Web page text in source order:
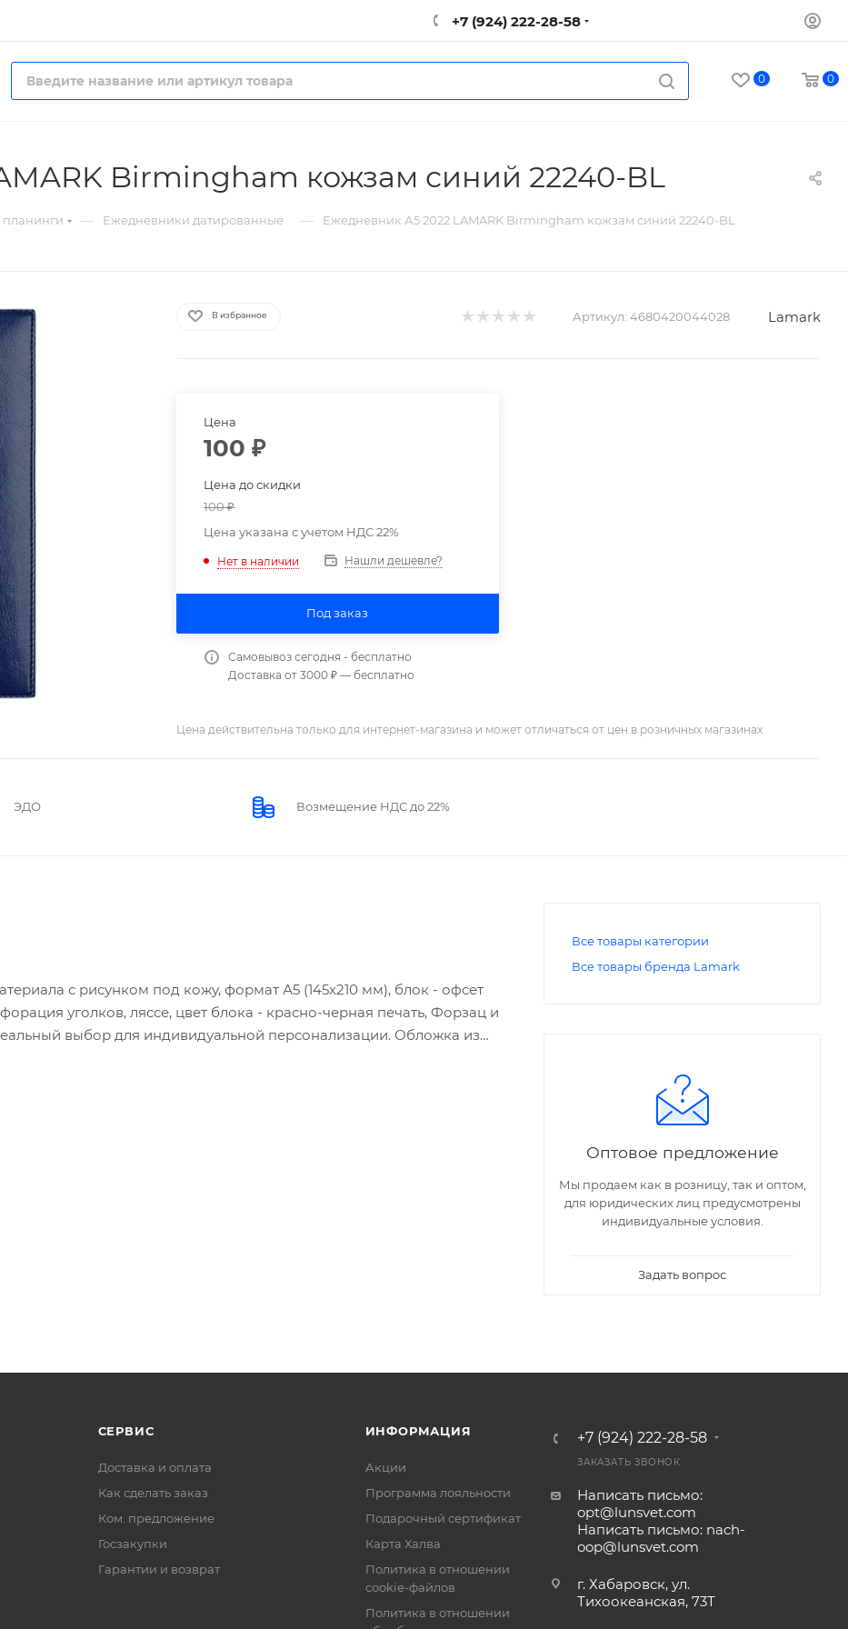
+7 (924) 222-28-58
0 0
Birmingham кожзам синий 22240-BL
— Ежедневники датированные — Ежедневник А5 2022 LAMARK Birmingham кожзам синий 22240-BL
В избранное Артикул: 4680420044028 Lamark
Цена
100 ₽
Цена до скидки
100₽
Цена указана с учетом НДС 22%
Нет в наличии Нашли дешевле?
Под заказ
Самовывоз сегодня - бесплатно
Доставка от 3000 ₽ — бесплатно
Цена действительна только для интернет-магазина и может отличаться от цен в розничных магазинах
ЭДО Возмещение НДС до 22%
с рисунком под кожу, формат А5 (145х210 мм), блок - офсет
уголков, ляссе, цвет блока - красно-черная печать, Форзац и
выбор для индивидуальной персонализации. Обложка из
Все товары категории
Все товары бренда Lamark
Оптовое предложение
Мы продаем как в розницу, так и оптом,
для юридических лиц предусмотрены
индивидуальные условия.
Задать вопрос
СЕРВИС
Доставка и оплата
Как сделать заказ
Ком. предложение
Госзакупки
Гарантии и возврат
ИНФОРМАЦИЯ
Акции
Программа лояльности
Подарочный сертификат
Карта Халва
Политика в отношении
cookie-файлов
Политика в отношении
+7 (924) 222-28-58
ЗАКАЗАТЬ ЗВОНОК
Написать письмо:
opt@lunsvet.com
Написать письмо: nach-
oop@lunsvet.com
г. Хабаровск, ул.
Тихоокеанская, 73Т